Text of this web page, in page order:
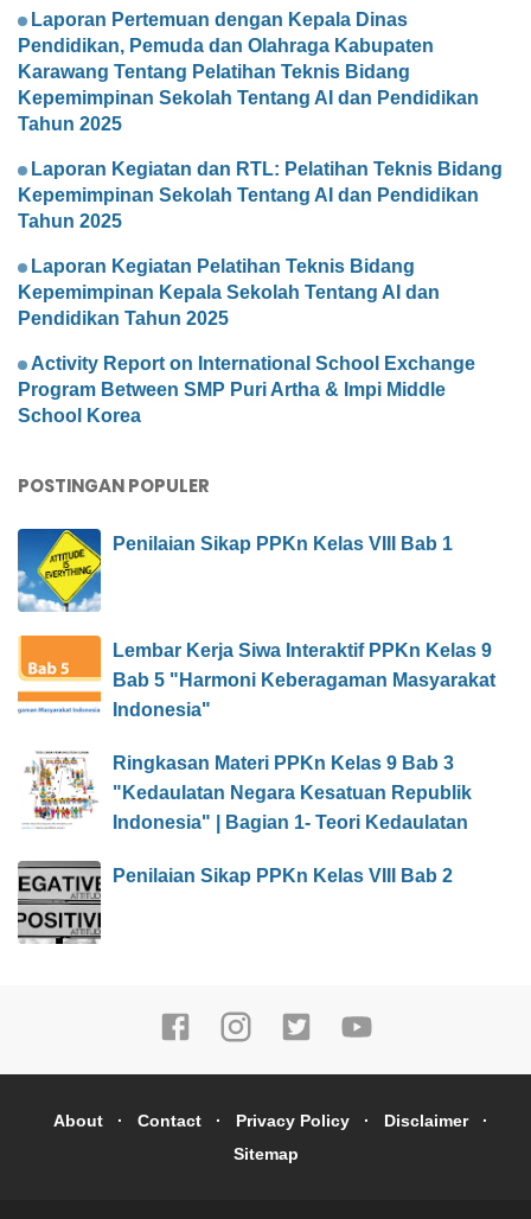
Laporan Pertemuan dengan Kepala Dinas
Pendidikan, Pemuda dan Olahraga Kabupaten
Karawang Tentang Pelatihan Teknis Bidang
Kepemimpinan Sekolah Tentang AI dan Pendidikan
Tahun 2025
Laporan Kegiatan dan RTL: Pelatihan Teknis Bidang
Kepemimpinan Sekolah Tentang AI dan Pendidikan
Tahun 2025
Laporan Kegiatan Pelatihan Teknis Bidang
Kepemimpinan Kepala Sekolah Tentang AI dan
Pendidikan Tahun 2025
Activity Report on International School Exchange
Program Between SMP Puri Artha & Impi Middle
School Korea
POSTINGAN POPULER
Penilaian Sikap PPKn Kelas VIII Bab 1
Lembar Kerja Siwa Interaktif PPKn Kelas 9
Bab 5 "Harmoni Keberagaman Masyarakat
Indonesia"
Ringkasan Materi PPKn Kelas 9 Bab 3
"Kedaulatan Negara Kesatuan Republik
Indonesia" | Bagian 1- Teori Kedaulatan
Penilaian Sikap PPKn Kelas VIII Bab 2
About Contact Privacy Policy
Disclaimer
Sitemap